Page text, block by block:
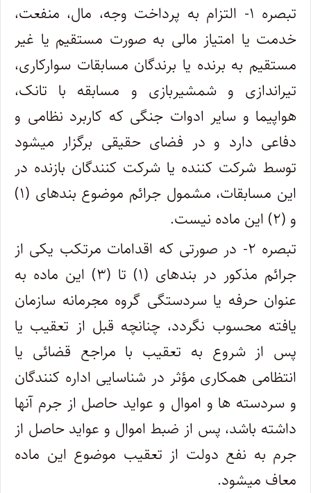
تبصره ۱- التزام به پرداخت وجه، مال، منفعت،
خدمت یا امتیاز مالی به صورت مستقیم یا غیر
مستقیم به برنده یا برندگان مسابقات سوارکاری،
تیراندازی و شمشیربازی و مسابقه با تانک،
هواپیما و سایر ادوات جنگی که کاربرد نظامی و
دفاعی دارد و در فضای حقیقی برگزار میشود
توسط شرکت کننده یا شرکت کنندگان بازنده در
این مسابقات، مشمول جرائم موضوع بندهای (۱)
و (۲) این ماده نیست.
تبصره ۲- در صورتی که اقدامات مرتکب یکی از
جرائم مذکور در بندهای (۱) تا (۳) این ماده به
عنوان حرفه یا سردستگی گروه مجرمانه سازمان
یافته محسوب نگردد، چنانچه قبل از تعقیب یا
پس از شروع به تعقیب با مراجع قضائی یا
انتظامی همکاری مؤثر در شناسایی اداره کنندگان
و سردسته ها و اموال و عواید حاصل از جرم آنها
داشته باشد، پس از ضبط اموال و عواید حاصل از
جرم به نفع دولت از تعقیب موضوع این ماده
معاف میشود.